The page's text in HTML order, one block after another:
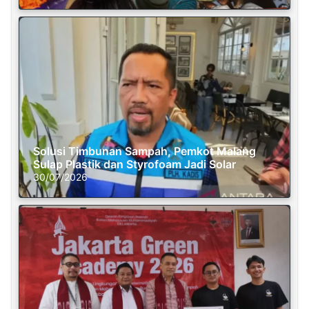
Solusi Timbunan Sampah, Pemkot Malang
Sulap Plastik dan Styrofoam Jadi Solar
30/07/2026